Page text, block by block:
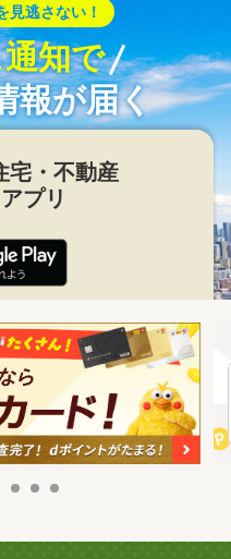
見逃さない！
知で
報が届く
宅・不動産
アプリ